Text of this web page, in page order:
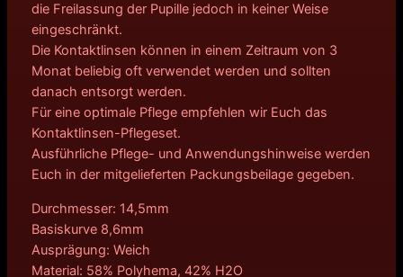
die Freilassung der Pupille jedoch in keiner Weise
eingeschränkt.
Die Kontaktlinsen können in einem Zeitraum von 3
Monat beliebig oft verwendet werden und sollten
danach entsorgt werden.
Für eine optimale Pflege empfehlen wir Euch das
Kontaktlinsen-Pflegeset.
Ausführliche Pflege- und Anwendungshinweise werden
Euch in der mitgelieferten Packungsbeilage gegeben.
Durchmesser: 14,5mm
Basiskurve 8,6mm
Ausprägung: Weich
Material: 58% Polyhema, 42% H2O